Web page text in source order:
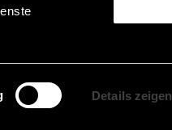
Details zeigen